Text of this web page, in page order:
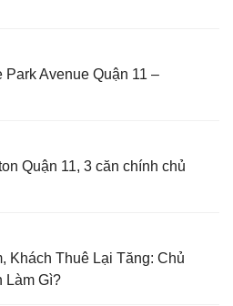
Avenue Quận 11 –
Quận 11, 3 căn chính chủ
Khách Thuê Lại Tăng: Chủ
Làm Gì?